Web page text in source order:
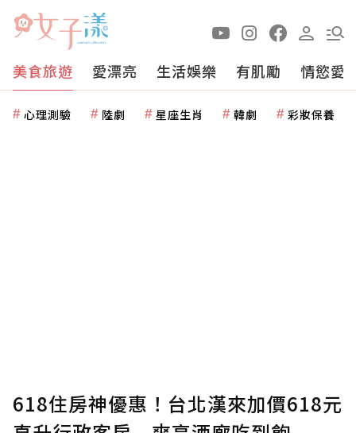
美食旅遊 愛漂亮 生活娛樂 有肌勵 情慾愛
心理測驗 陸劇 星座生肖 韓劇 彩妝保養
618住房神優惠！台北漢來加價618元